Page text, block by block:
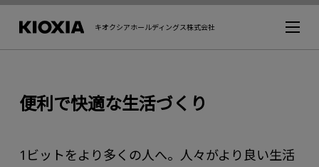
キオクシアホールディングス株式会社
便利で快適な生活づくり
1ビットをより多くの人へ。人々がより良い生活